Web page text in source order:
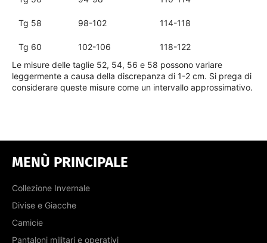
Tg 58 98-102 114-118
Tg 60 102-106
118-122
Le misure delle taglie 52, 54, 56 e 58 possono variare
leggermente a causa della discrepanza di 1-2 cm. Si prega di
considerare queste misure come un intervallo approssimativo.
MENÙ PRINCIPALE
Collezione Invernale
Divise e Giacche
Camicie
Pantaloni militari e operativi